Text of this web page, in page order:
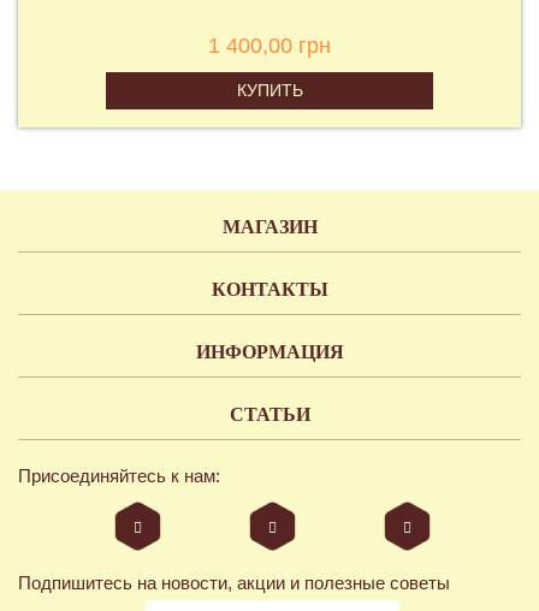
1 400,00 грн
КУПИТЬ
МАГАЗИН
КОНТАКТЫ
ИНФОРМАЦИЯ
СТАТЬИ
Присоединяйтесь к нам:
Подпишитесь на новости, акции и полезные советы